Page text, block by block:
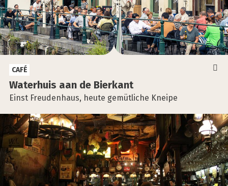
Water­huis aan de Bier­kant
Einst Freudenhaus, heute gemütliche Kneipe
CAFÉ